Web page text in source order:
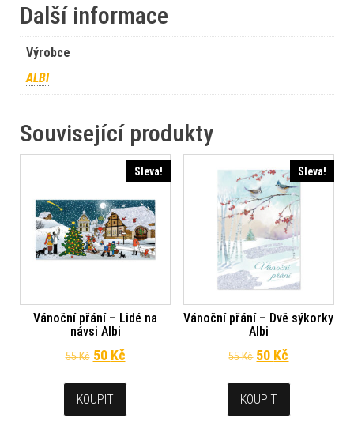
Další informace
Výrobce
ALBI
Související produkty
Sleva!
Vánoční přání – Lidé na
návsi Albi
55Kč Původní cena byla: 55 Kč.
50 KčAktuální cena je: 50 Kč.
KOUPIT
Sleva!
Vánoční přání – Dvě sýkorky
Albi
55Kč Původní cena
50 Kč
KOUPIT